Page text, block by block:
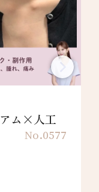
No.0577
ム×人工